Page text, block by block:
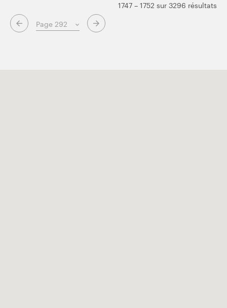
Page suivante
1747 – 1752 sur 3296 résultats